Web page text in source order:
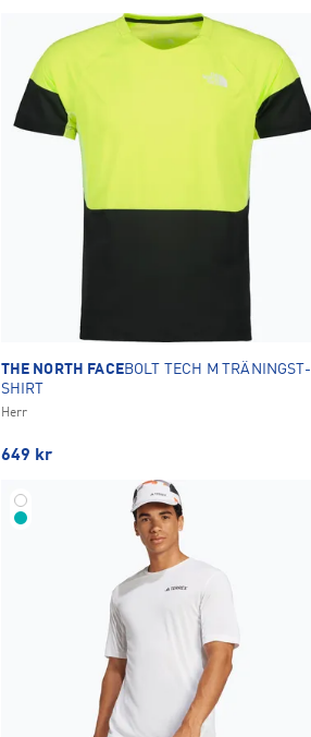
THE NORTH FACEBOLT TECH M TRÄNINGST-
SHIRT
Herr
649 kr